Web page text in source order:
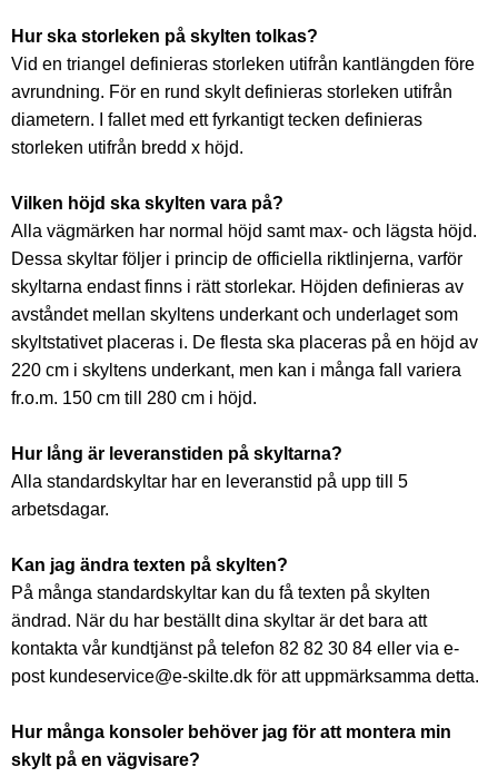
Hur ska storleken på skylten tolkas?
Vid en triangel definieras storleken utifrån kantlängden före
avrundning. För en rund skylt definieras storleken utifrån
diametern. I fallet med ett fyrkantigt tecken definieras
storleken utifrån bredd x höjd.
Vilken höjd ska skylten vara på?
Alla vägmärken har normal höjd samt max- och lägsta höjd.
Dessa skyltar följer i princip de officiella riktlinjerna, varför
skyltarna endast finns i rätt storlekar. Höjden definieras av
avståndet mellan skyltens underkant och underlaget som
skyltstativet placeras i. De flesta ska placeras på en höjd av
220 cm i skyltens underkant, men kan i många fall variera
fr.o.m. 150 cm till 280 cm i höjd.
Hur lång är leveranstiden på skyltarna?
Alla standardskyltar har en leveranstid på upp till 5
arbetsdagar.
Kan jag ändra texten på skylten?
På många standardskyltar kan du få texten på skylten
ändrad. När du har beställt dina skyltar är det bara att
kontakta vår kundtjänst på telefon 82 82 30 84 eller via e-
post kundeservice@e-skilte.dk för att uppmärksamma detta.
Hur många konsoler behöver jag för att montera min
skylt på en vägvisare?